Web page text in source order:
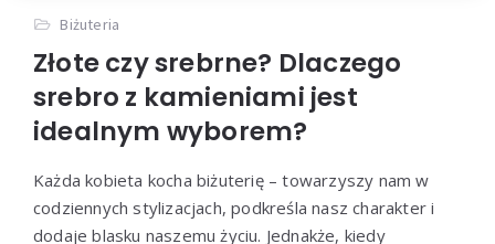
Biżuteria
Złote czy srebrne? Dlaczego
srebro z kamieniami jest
idealnym wyborem?
Każda kobieta kocha biżuterię – towarzyszy nam w
codziennych stylizacjach, podkreśla nasz charakter i
dodaje blasku naszemu życiu. Jednakże, kiedy